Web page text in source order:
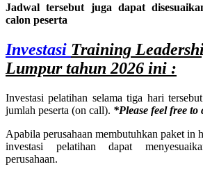
Jadwal tersebut juga dapat
calon peserta
Investasi Training
Lumpurtahun 2026 ini :
Investasi pelatihan selama tiga hari
jumlah peserta (on call). *Please feel free to
Apabila perusahaan membutuhkan paket in
investasi pelatihan dapat
perusahaan.